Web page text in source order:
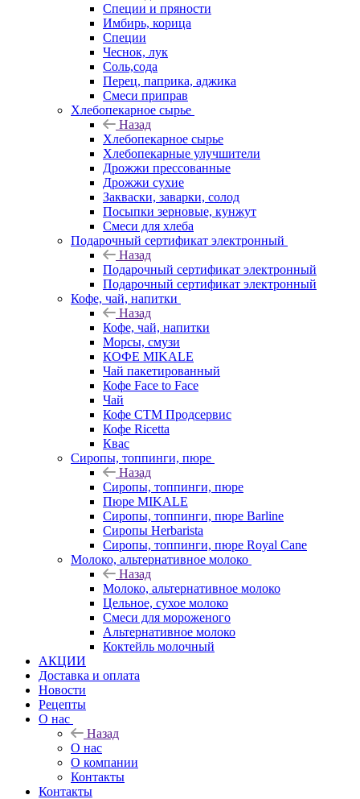
Специи и пряности
Имбирь, корица
Специи
Чеснок, лук
Соль,сода
Перец, паприка, аджика
Смеси приправ
Хлебопекарное сырье
Назад
Хлебопекарное сырье
Хлебопекарные улучшители
Дрожжи прессованные
Дрожжи сухие
Закваски, заварки, солод
Посыпки зерновые, кунжут
Смеси для хлеба
Подарочный сертификат электронный
Назад
Подарочный сертификат электронный
Подарочный сертификат электронный
Кофе, чай, напитки
Назад
Кофе, чай, напитки
Морсы, смузи
КОФЕ MIKALE
Чай пакетированный
Кофе Face to Face
Чай
Кофе СТМ Продсервис
Кофе Ricetta
Квас
Сиропы, топпинги, пюре
Назад
Сиропы, топпинги, пюре
Пюре MIKALE
Сиропы, топпинги, пюре Barline
Сиропы Herbarista
Сиропы, топпинги, пюре Royal Cane
Молоко, альтернативное молоко
Назад
Молоко, альтернативное молоко
Цельное, сухое молоко
Смеси для мороженого
Альтернативное молоко
Коктейль молочный
АКЦИИ
Доставка и оплата
Новости
Рецепты
О нас
Назад
О нас
О компании
Контакты
Контакты